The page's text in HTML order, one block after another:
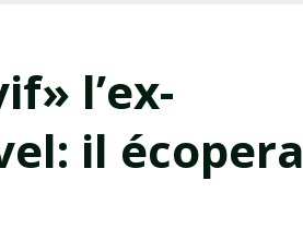
l’ex-
il écopera